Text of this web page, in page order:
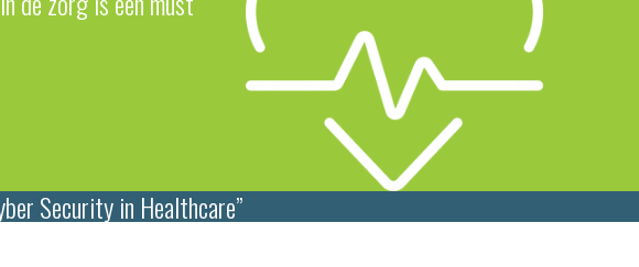
Security in Healthcare”